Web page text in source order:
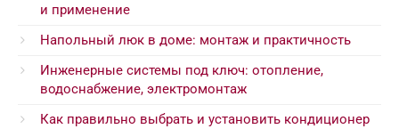
и применение
Напольный люк в доме: монтаж и практичность
Инженерные системы под ключ: отопление,
водоснабжение, электромонтаж
Как правильно выбрать и установить кондиционер